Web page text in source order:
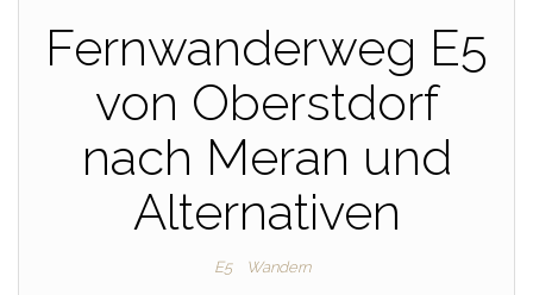
Fernwanderweg E5
von Oberstdorf
nach Meran und
Alternativen
E5 Wandern